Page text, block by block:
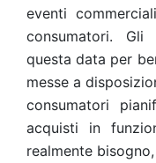
eventi
consumatori.
questa data per
messe a
consumatori
acquisti in
realmente